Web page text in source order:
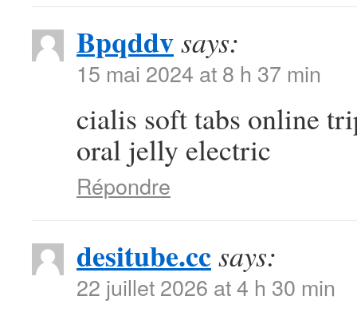
Bpqddvsays:
15 mai 2024 at 8 h 37 min
cialis soft tabs online
oral jelly electric
Répondre
desitube.ccsays:
22 juillet 2026 at 4 h 30 min